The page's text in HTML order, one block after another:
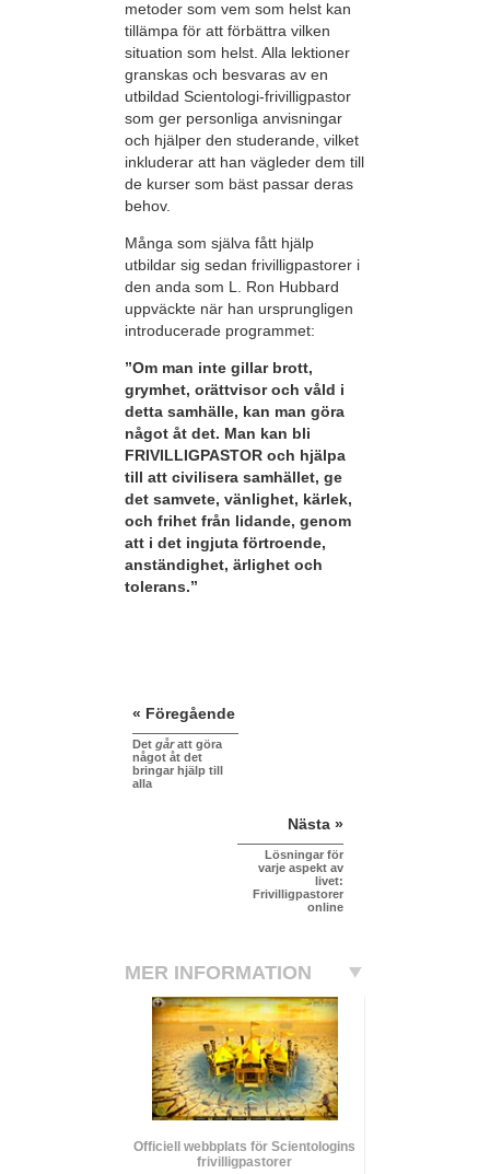
metoder som vem som helst kan
tillämpa för att förbättra vilken
situation som helst. Alla lektioner
granskas och besvaras av en
utbildad Scientologi-frivilligpastor
som ger personliga anvisningar
och hjälper den studerande, vilket
inkluderar att han vägleder dem till
de kurser som bäst passar deras
behov.
Många som själva fått hjälp
utbildar sig sedan frivilligpastorer i
den anda som L. Ron Hubbard
uppväckte när han ursprungligen
introducerade programmet:
”Om man inte gillar brott,
grymhet, orättvisor och våld i
detta samhälle, kan man göra
något åt det. Man kan bli
FRIVILLIGPASTOR och hjälpa
till att civilisera samhället, ge
det samvete, vänlighet, kärlek,
och frihet från lidande, genom
att i det ingjuta förtroende,
anständighet, ärlighet och
tolerans.”
« Föregående
Det gåratt göra
något åt det
bringar hjälp till
alla
Nästa »
Lösningar för
varje aspekt av
livet:
Frivilligpastorer
online
MER INFORMATION
Officiell webbplats för Scientologins
frivilligpastorer